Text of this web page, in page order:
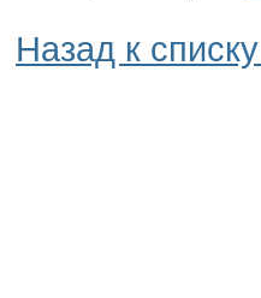
Назад к